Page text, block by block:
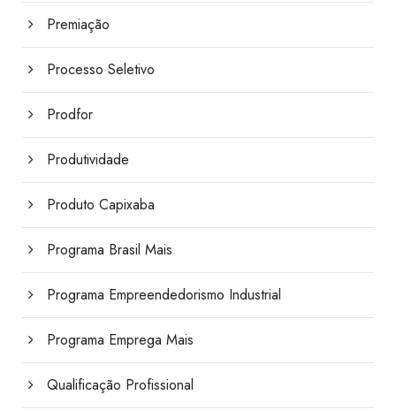
Premiação
Processo Seletivo
Prodfor
Produtividade
Produto Capixaba
Programa Brasil Mais
Programa Empreendedorismo Industrial
Programa Emprega Mais
Qualificação Profissional